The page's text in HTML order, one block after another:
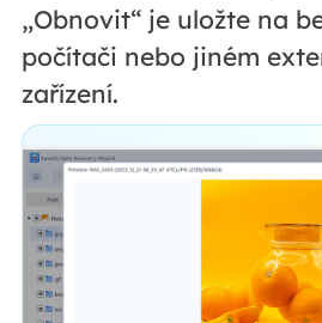
„Obnovit“ je uložte na
počítači nebo jiném
zařízení.